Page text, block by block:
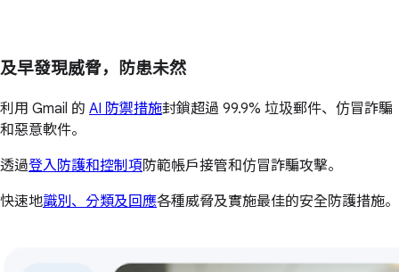
及早發現威脅，防患未然
利用 Gmail 的 AI 防禦措施封鎖超過 99.9% 垃圾郵件、仿冒詐騙
和惡意軟件。
透過登入防護和控制項 防範帳戶接管和仿冒詐騙攻擊。
快速地識別、分類及回應各種威脅及實施最佳的安全防護措施。